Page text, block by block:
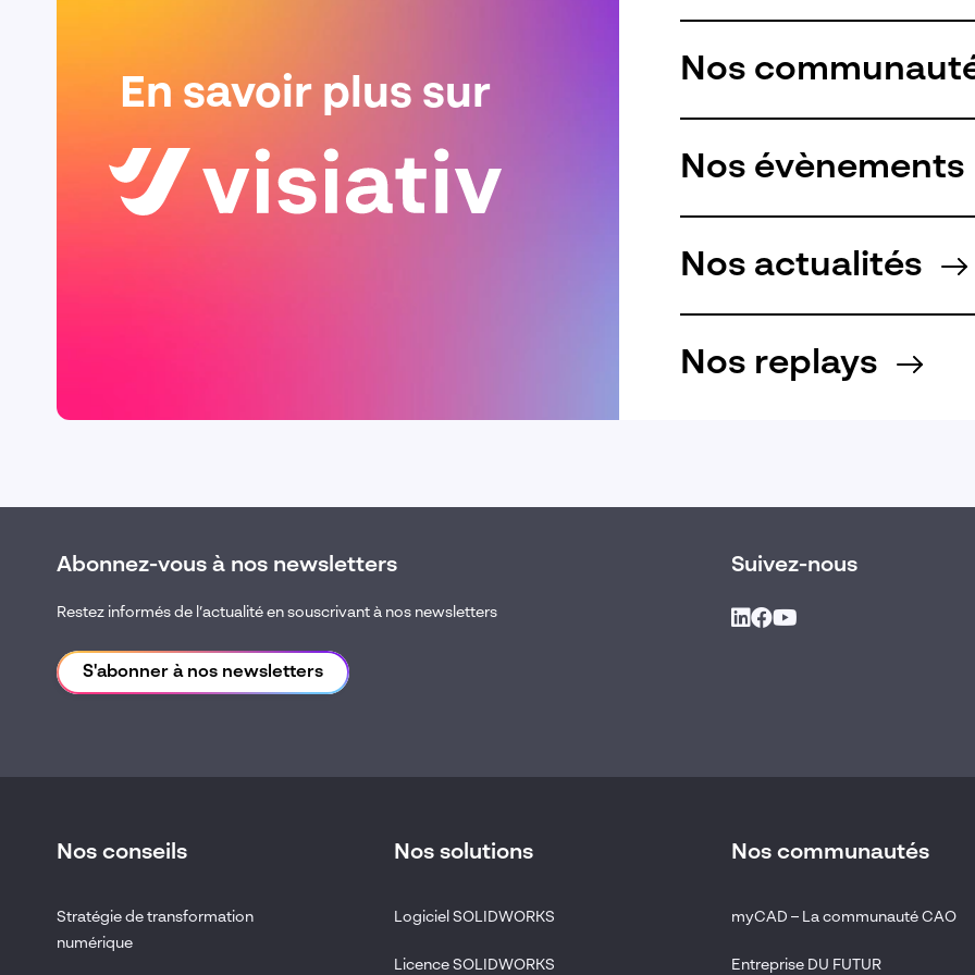
En savoir plus sur
Nos
Nos évènements
Nos actualités
Nos replays
Abonnez-vous à nos newsletters
Restez informés de l’actualité en souscrivant à nos newsletters
S'abonner à nos newsletters
Suivez-nous
Nos conseils
Stratégie de transformation
numérique
Nos solutions
Logiciel SOLIDWORKS
Licence SOLIDWORKS
Nos communautés
myCAD – La communauté CAO
Entreprise DU FUTUR